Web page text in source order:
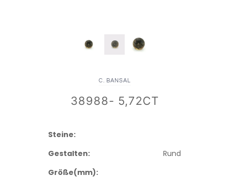
C. BANSAL
38988- 5,72CT
Steine:
Gestalten:
Rund
Größe(mm):